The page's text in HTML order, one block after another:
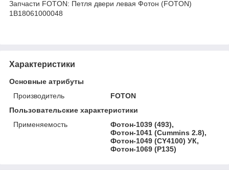
Запчасти FOTON: Петля двери левая Фотон (FOTON)
1B18061000048
Характеристики
Основные атрибуты
Производитель
FOTON
Пользовательские характеристики
Применяемость
Фотон-1039 (493),
Фотон-1041 (Cummins 2.8),
Фотон-1049 (CY4100) УК,
Фотон-1069 (P135)